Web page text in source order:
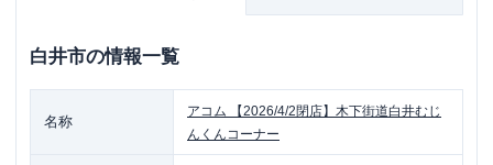
白井市の情報一覧
名称
アコム
【2026/4/2閉店】木下街道白井むじ
んくんコーナー